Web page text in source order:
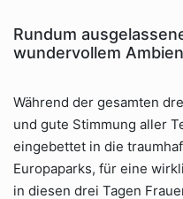
Rundum
wundervollem
Während der gesamten
und gute Stimmung aller
eingebettet in die
Europaparks, für eine
in diesen drei Tagen